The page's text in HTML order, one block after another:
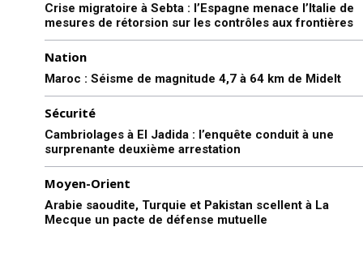
Crise migratoire à Sebta : l’Espagne menace l’Italie de
mesures de rétorsion sur les contrôles aux frontières
Nation
Maroc : Séisme de magnitude 4,7 à 64 km de Midelt
Sécurité
Cambriolages à El Jadida : l’enquête conduit à une
surprenante deuxième arrestation
Moyen-Orient
Arabie saoudite, Turquie et Pakistan scellent à La
Mecque un pacte de défense mutuelle